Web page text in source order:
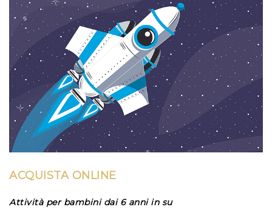
ACQUISTA ONLINE
Attività per bambini dai 6 anni in su